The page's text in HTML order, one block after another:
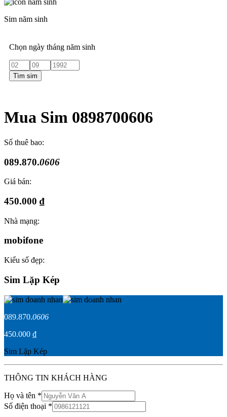
Sim năm sinh
Chọn ngày tháng năm sinh
Tìm sim
Mua Sim 0898700606
Số thuê bao:
089.870.0606
Giá bán:
450.000 ₫
Nhà mạng:
mobifone
Kiểu số đẹp:
Sim Lặp Kép
089.870.0606
450.000 ₫
Sim Lặp Kép
THÔNG TIN KHÁCH HÀNG
Họ và tên *
Số điện thoại *